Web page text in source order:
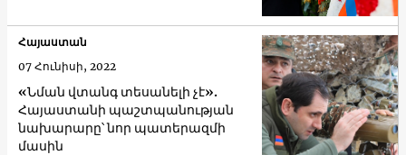
«Նման վտանգ տեսանելի չէ».
Հայաստանի պաշտպանության
նախարարը՝ նոր պատերազմի
մասին
Հայաստան
07 Հունիսի, 2022